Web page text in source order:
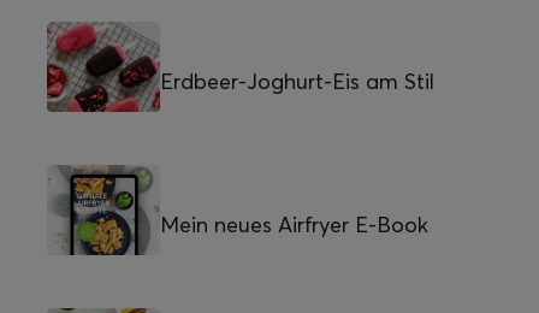
Erdbeer-Joghurt-Eis am Stil
Mein neues Airfryer E-Book